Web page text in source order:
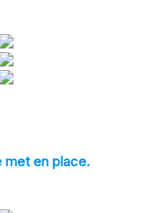
met en place.